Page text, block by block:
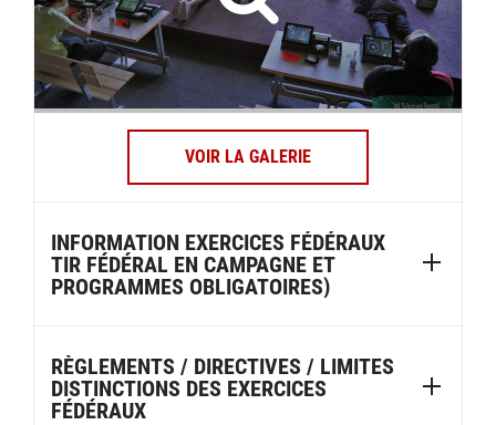
VOIR LA GALERIE
INFORMATION EXERCICES FÉDÉRAUX
TIR FÉDÉRAL EN CAMPAGNE ET
PROGRAMMES OBLIGATOIRES)
RÈGLEMENTS / DIRECTIVES / LIMITES
DISTINCTIONS DES EXERCICES
FÉDÉRAUX